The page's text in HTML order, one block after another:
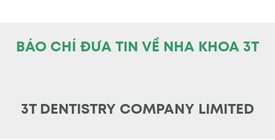
BÁO CHÍ ĐƯA TIN VỀ NHA KHOA 3T
3T DENTISTRY COMPANY LIMITED